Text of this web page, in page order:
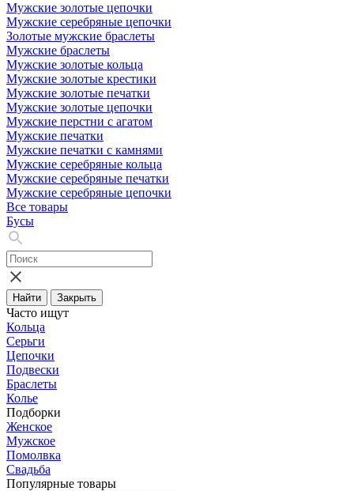
Мужские золотые цепочки
Мужские серебряные цепочки
Золотые мужские браслеты
Мужские браслеты
Мужские золотые кольца
Мужские золотые крестики
Мужские золотые печатки
Мужские золотые цепочки
Мужские перстни с агатом
Мужские печатки
Мужские печатки с камнями
Мужские серебряные кольца
Мужские серебряные печатки
Мужские серебряные цепочки
Все товары
Бусы
Найти Закрыть
Часто ищут
Кольца
Серьги
Цепочки
Подвески
Браслеты
Колье
Подборки
Женское
Мужское
Помолвка
Свадьба
Популярные товары